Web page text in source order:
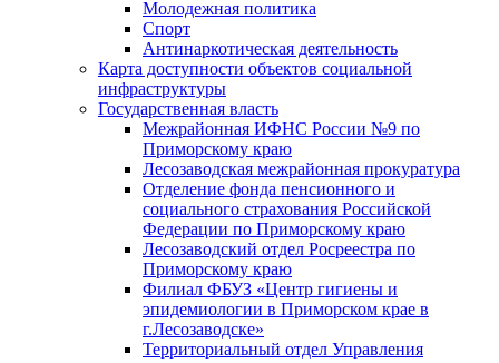
Молодежная политика
Спорт
Антинаркотическая деятельность
Карта доступности объектов социальной
инфраструктуры
Государственная власть
Межрайонная ИФНС России №9 по
Приморскому краю
Лесозаводская межрайонная прокуратура
Отделение фонда пенсионного и
социального страхования Российской
Федерации по Приморскому краю
Лесозаводский отдел Росреестра по
Приморскому краю
Филиал ФБУЗ «Центр гигиены и
эпидемиологии в Приморском крае в
г.Лесозаводске»
Территориальный отдел Управления